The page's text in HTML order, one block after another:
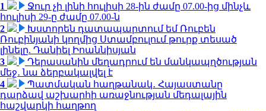
1
Ջուր չի լինի հուլիսի 28-ին ժամը 07.00-ից մինչև
հուլիսի 29-ը ժամը 07.00-ն
2
Խստորեն դատապարտում եմ Ռուբեն
Ռուբինյանի կողմից Ստամբուլում թուրք տեսած
լինելը. Դանիել Իոաննիսյան
3
Դերասանին մեղադրում են մանկապղծության
մեջ․ նա ձերբակալվել է
4
Պատմական հաղթանակ․ Հայաստանը
դարձավ աշխարհի առաջնության մեդալային
հաշվարկի հաղթող